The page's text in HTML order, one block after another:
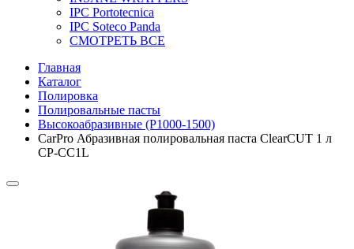
IPC Portotecnica
IPC Soteco Panda
СМОТРЕТЬ ВСЕ
Главная
Каталог
Полировка
Полировальные пасты
Высокоабразивные (P1000-1500)
CarPro Абразивная полировальная паста ClearCUT 1 л
CP-CC1L